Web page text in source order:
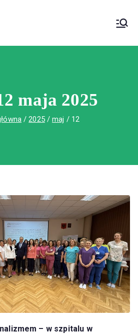
Szpital Specjalistyczny im.
w Czerwonej Górze
maja 2025
2025 maj 12
– w szpitalu w